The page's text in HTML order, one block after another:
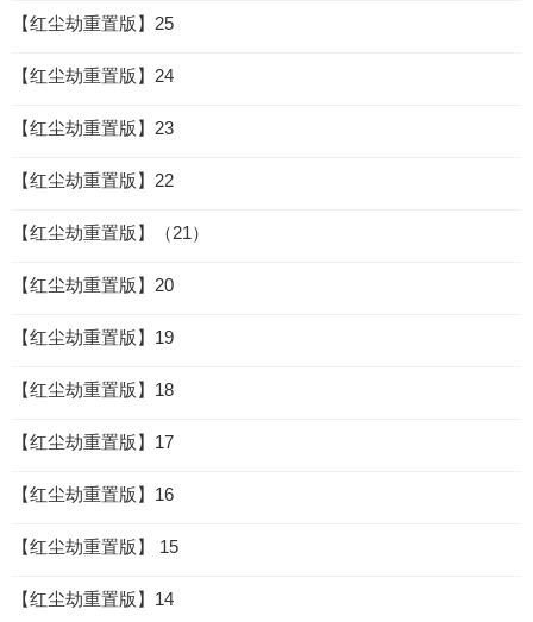
【红尘劫重置版】25
【红尘劫重置版】24
【红尘劫重置版】23
【红尘劫重置版】22
【红尘劫重置版】（21）
【红尘劫重置版】20
【红尘劫重置版】19
【红尘劫重置版】18
【红尘劫重置版】17
【红尘劫重置版】16
【红尘劫重置版】 15
【红尘劫重置版】14